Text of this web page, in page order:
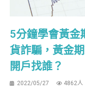
5分鐘學會黃金
貨詐騙，黃金
開戶找誰？
2022/05/27 4862人